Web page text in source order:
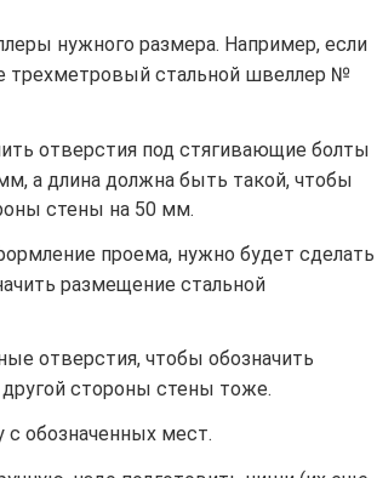
нужного размера. Например, если
трехметровый стальной швеллер №
отверстия под стягивающие болты
а длина должна быть такой, чтобы
стены на 50 мм.
проема, нужно будет сделать
размещение стальной
отверстия, чтобы обозначить
стороны стены тоже.
с обозначенных мест.